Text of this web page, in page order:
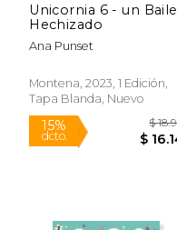
Unicornia 6 - un Baile
Hechizado
Ana Punset
Montena, 2023, 1 Edición,
Tapa Blanda, Nuevo